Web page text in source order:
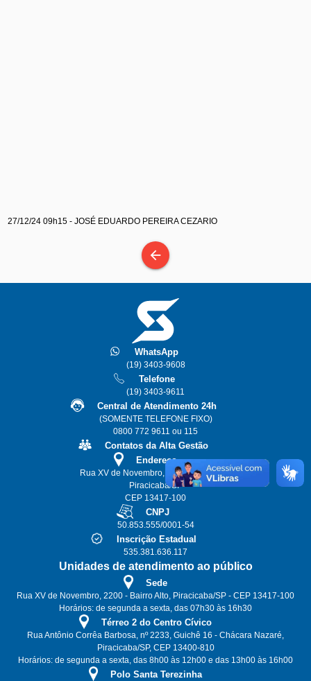
27/12/24 09h15 - JOSÉ EDUARDO PEREIRA CEZARIO
arrow_back
WhatsApp
(19) 3403-9608
Telefone
(19) 3403-9611
Central de Atendimento 24h
(SOMENTE TELEFONE FIXO)
0800 772 9611 ou 115
Contatos da Alta Gestão
Endereço
Rua XV de Novembro, 2200 - Bairro Alto
Piracicaba/SP
CEP 13417-100
CNPJ
50.853.555/0001-54
Inscrição Estadual
535.381.636.117
Unidades de atendimento ao público
Sede
Rua XV de Novembro, 2200 - Bairro Alto, Piracicaba/SP - CEP 13417-100
Horários: de segunda a sexta, das 07h30 às 16h30
Térreo 2 do Centro Cívico
Rua Antônio Corrêa Barbosa, nº 2233, Guichê 16 - Chácara Nazaré,
Piracicaba/SP, CEP 13400-810
Horários: de segunda a sexta, das 8h00 às 12h00 e das 13h00 às 16h00
Polo Santa Terezinha